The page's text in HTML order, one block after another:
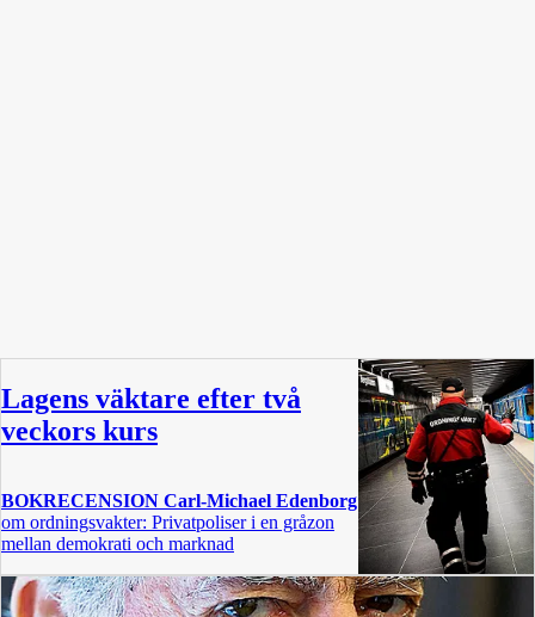
Lagens väktare efter två
veckors kurs
BOKRECENSION Carl-Michael Edenborg
om ordningsvakter: Privatpoliser i en gråzon
mellan demokrati och marknad